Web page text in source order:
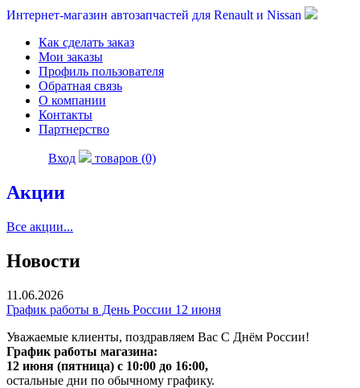
Интернет-магазин автозапчастей для Renault и Nissan
Как сделать заказ
Мои заказы
Профиль пользователя
Обратная связь
О компании
Контакты
Партнерство
Вход товаров (0)
Акции
Все акции...
Новости
11.06.2026
График работы в День России 12 июня
Уважаемые клиенты, поздравляем Вас С Днём России!
График работы магазина:
12 июня (пятница) с 10:00 до 16:00,
остальные дни по обычному графику.